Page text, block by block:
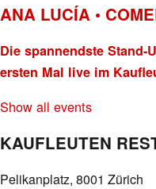
ANA LUCÍA •
Die spannendste Stand-
ersten Mal live im
Show all events
KAUFLEUTEN
Pelikanplatz, 8001 Zürich